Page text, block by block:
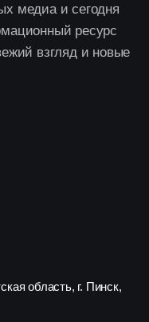
медиа и сегодня
ресурс
взгляд и новые
область, г. Пинск,